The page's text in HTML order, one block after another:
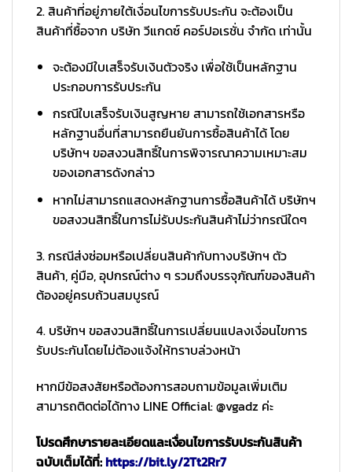
2. สินค้าที่อยู่ภายใต้เงื่อนไขการรับประกัน จะต้องเป็น
สินค้าที่ซื้อจาก บริษัท วีแกดซ์ คอร์ปอเรชั่น จำกัด เท่านั้น
จะต้องมีใบเสร็จรับเงินตัวจริง เพื่อใช้เป็นหลักฐาน
ประกอบการรับประกัน
กรณีใบเสร็จรับเงินสูญหาย สามารถใช้เอกสารหรือ
หลักฐานอื่นที่สามารถยืนยันการซื้อสินค้าได้ โดย
บริษัทฯ ขอสงวนสิทธิ์ในการพิจารณาความเหมาะสม
ของเอกสารดังกล่าว
หากไม่สามารถแสดงหลักฐานการซื้อสินค้าได้ บริษัทฯ
ขอสงวนสิทธิ์ในการไม่รับประกันสินค้าไม่ว่ากรณีใดๆ
3. กรณีส่งซ่อมหรือเปลี่ยนสินค้ากับทางบริษัทฯ ตัว
สินค้า, คู่มือ, อุปกรณ์ต่าง ๆ รวมถึงบรรจุภัณฑ์ของสินค้า
ต้องอยู่ครบถ้วนสมบูรณ์
4. บริษัทฯ ขอสงวนสิทธิ์ในการเปลี่ยนแปลงเงื่อนไขการ
รับประกันโดยไม่ต้องแจ้งให้ทราบล่วงหน้า
หากมีข้อสงสัยหรือต้องการสอบถามข้อมูลเพิ่มเติม
สามารถติดต่อได้ทาง LINE Official: @vgadz ค่ะ
โปรดศึกษารายละเอียดและเงื่อนไขการรับประกันสินค้า
ฉบับเต็มได้ที่:https://bit.ly/2Tt2Rr7